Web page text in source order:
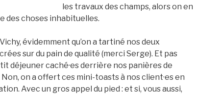
les travaux des champs, alors on en
des choses inhabituelles.
évidemment qu’on a tartiné nos deux
sur du pain de qualité (merci Serge). Et pas
déjeuner caché·es derrière nos panières de
on a offert ces mini-toasts à nos client·es en
Avec un gros appel du pied : et si, vous aussi,